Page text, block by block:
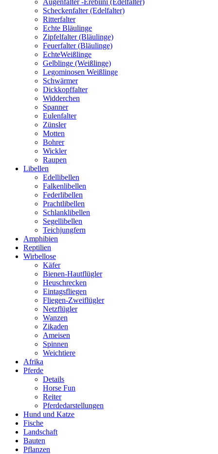
Augenfalter -Erebiini (Edelfalter)
Scheckenfalter (Edelfalter)
Ritterfalter
Echte Bläulinge
Zipfelfalter (Bläulinge)
Feuerfalter (Bläulinge)
EchteWeißlinge
Gelblinge (Weißlinge)
Legominosen Weißlinge
Schwärmer
Dickkopffalter
Widderchen
Spanner
Eulenfalter
Zünsler
Motten
Bohrer
Wickler
Raupen
Libellen
Edellibellen
Falkenlibellen
Federlibellen
Prachtlibellen
Schlanklibellen
Segellibellen
Teichjungfern
Amphibien
Reptilien
Wirbellose
Käfer
Bienen-Hautflügler
Heuschrecken
Eintagsfliegen
Fliegen-Zweiflügler
Netzflügler
Wanzen
Zikaden
Ameisen
Spinnen
Weichtiere
Afrika
Pferde
Details
Horse Fun
Reiter
Pferdedarstellungen
Hund und Katze
Fische
Landschaft
Bauten
Pflanzen